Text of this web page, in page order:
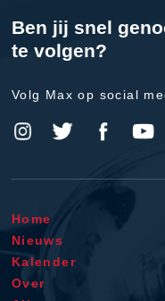
Ben jij snel
te volgen?
Volg Max op social
Home
Nieuws
Kalender
Over